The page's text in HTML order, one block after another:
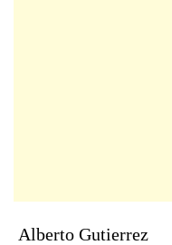
Alberto Gutierrez